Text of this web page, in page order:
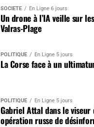
SOCIÉTÉ En Ligne 6 jours
Un drone à l’IA veille sur
Valras-Plage
POLITIQUE En Ligne 5 jours
La Corse face à un
POLITIQUE En Ligne 5 jours
Gabriel Attal dans le viseur
opération russe de